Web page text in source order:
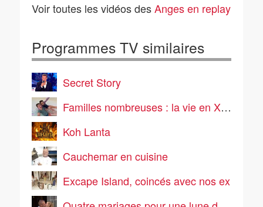
Voir toutes les vidéos desAnges en replay
Programmes TV similaires
Secret Story
Familles nombreuses : la vie en XXL
Koh Lanta
Cauchemar en cuisine
Excape Island, coincés avec nos ex